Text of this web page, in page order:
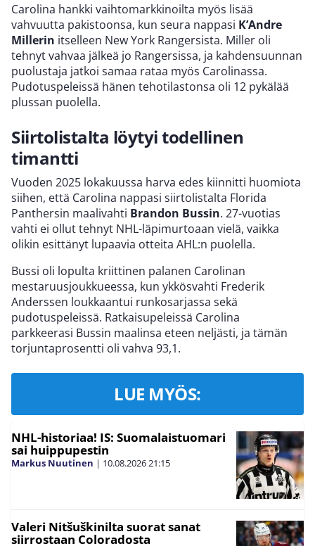
Carolina hankki vaihtomarkkinoilta myös lisää
vahvuutta pakistoonsa, kun seura nappasi K’Andre
Millerin itselleen New York Rangersista. Miller oli
tehnyt vahvaa jälkeä jo Rangersissa, ja kahdensuunnan
puolustaja jatkoi samaa rataa myös Carolinassa.
Pudotuspeleissä hänen tehotilastonsa oli 12 pykälää
plussan puolella.
Siirtolistalta löytyi todellinen
timantti
Vuoden 2025 lokakuussa harva edes kiinnitti huomiota
siihen, että Carolina nappasi siirtolistalta Florida
Panthersin maalivahti Brandon Bussin. 27-vuotias
vahti ei ollut tehnyt NHL-läpimurtoaan vielä, vaikka
olikin esittänyt lupaavia otteita AHL:n puolella.
Bussi oli lopulta kriittinen palanen Carolinan
mestaruusjoukkueessa, kun ykkösvahti Frederik
Anderssen loukkaantui runkosarjassa sekä
pudotuspeleissä. Ratkaisupeleissä Carolina
parkkeerasi Bussin maalinsa eteen neljästi, ja tämän
torjuntaprosentti oli vahva 93,1.
LUE MYÖS:
NHL-historiaa! IS: Suomalaistuomari
sai huippupestin
Markus Nuutinen | 10.08.202621:15
Valeri Nitšuškinilta suorat sanat
siirrostaan Coloradosta